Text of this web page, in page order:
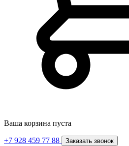
Ваша корзина пуста
+7 928 459 77 88 Заказать звонок